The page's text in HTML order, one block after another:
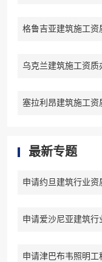
格鲁吉亚建筑施工资
乌克兰建筑施工资质
塞拉利昂建筑施工资
最新专题
申请约旦建筑行业资
申请爱沙尼亚建筑行
申请津巴布韦照明工